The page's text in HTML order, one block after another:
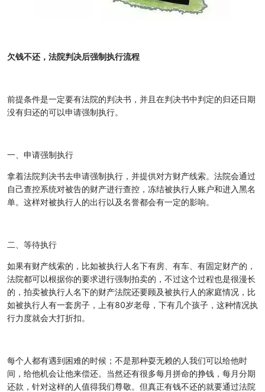
欠钱不还，法院判决后强制执行流程
前提条件是一定要有法院的判决书，并且在判决书中判定的归还日期
没有归还的可以申请强制执行。
一、申请强制执行
拿着法院判决书去申请强制执行，并提供对方财产线索。法院会通过
自己查控系统对被告的财产进行查控，冻结被执行人账户和进入黑名
单。这样对被执行人的出行以及名誉都会有一定的影响。
二、等待执行
如果有财产线索的，比如被执行人名下有房、有车、有固定财产的，
法院都可以根据你的要求进行强制拍卖的，不过这个过程也是很漫长
的，拍卖被执行人名下的财产法院还要顾及被执行人的家庭情况，比
如被执行人有一套房子，上有80岁老母，下有几个孩子，这种情况执
行力度就会大打折扣。
每个人都有遇到困难的时候；不是那种耍无赖的人我们可以给他时
间，给他机会让他来偿还。当然还有很多每月拼命的挣钱，每月分期
还款，针对这样的人值得我们尊敬。但真正有钱不还的就要通过法院